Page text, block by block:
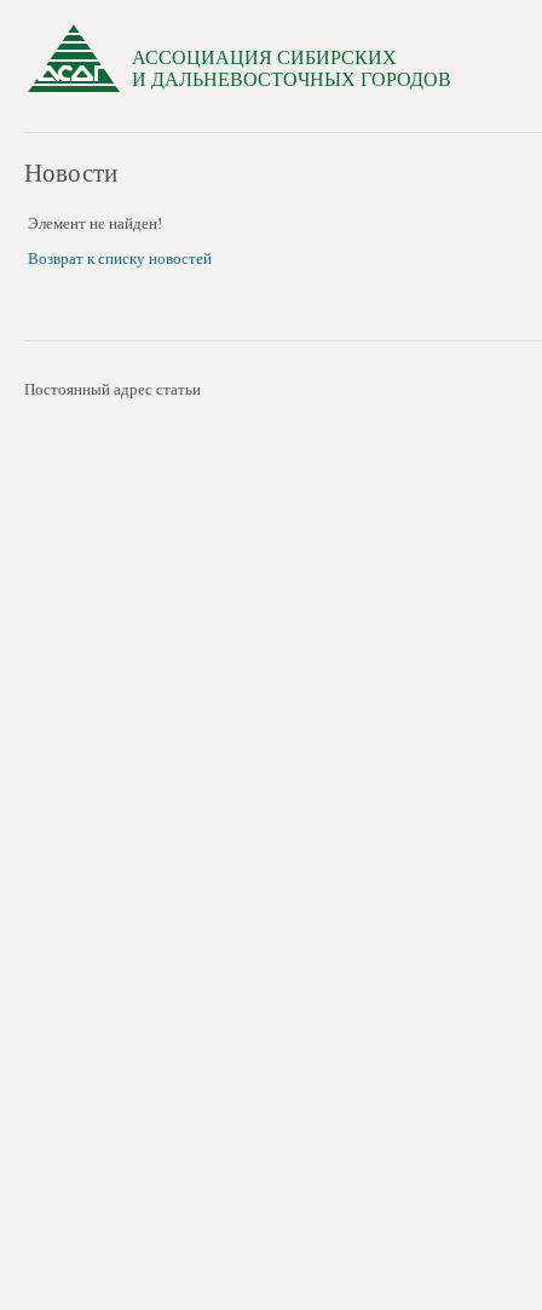
АССОЦИАЦИЯ СИБИРСКИХ
И ДАЛЬНЕВОСТОЧНЫХ ГОРОДОВ
Новости
Элемент не найден!
Возврат к списку новостей
Постоянный адрес статьи